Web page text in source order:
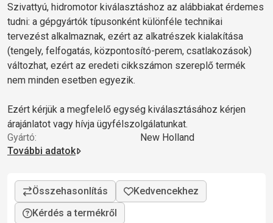
Szivattyú, hidromotor kiválasztáshoz az alábbiakat érdemes
tudni: a gépgyártók típusonként különféle technikai
tervezést alkalmaznak, ezért az alkatrészek kialakítása
(tengely, felfogatás, központosító-perem, csatlakozások)
változhat, ezért az eredeti cikkszámon szereplő termék
nem minden esetben egyezik.
Ezért kérjük a megfelelő egység kiválasztásához kérjen
árajánlatot vagy hívja ügyfélszolgálatunkat.
Gyártó:
New Holland
További adatok
Kérdés a termékről